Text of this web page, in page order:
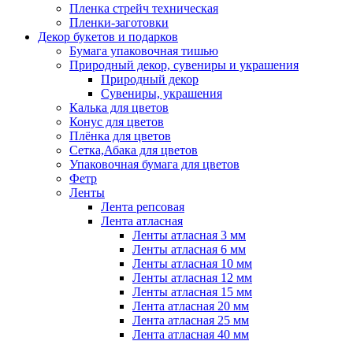
Пленка стрейч техническая
Пленки-заготовки
Декор букетов и подарков
Бумага упаковочная тишью
Природный декор, сувениры и украшения
Природный декор
Сувениры, украшения
Калька для цветов
Конус для цветов
Плёнка для цветов
Сетка,Абака для цветов
Упаковочная бумага для цветов
Фетр
Ленты
Лента репсовая
Лента атласная
Ленты атласная 3 мм
Ленты атласная 6 мм
Ленты атласная 10 мм
Ленты атласная 12 мм
Ленты атласная 15 мм
Лента атласная 20 мм
Лента атласная 25 мм
Лента атласная 40 мм